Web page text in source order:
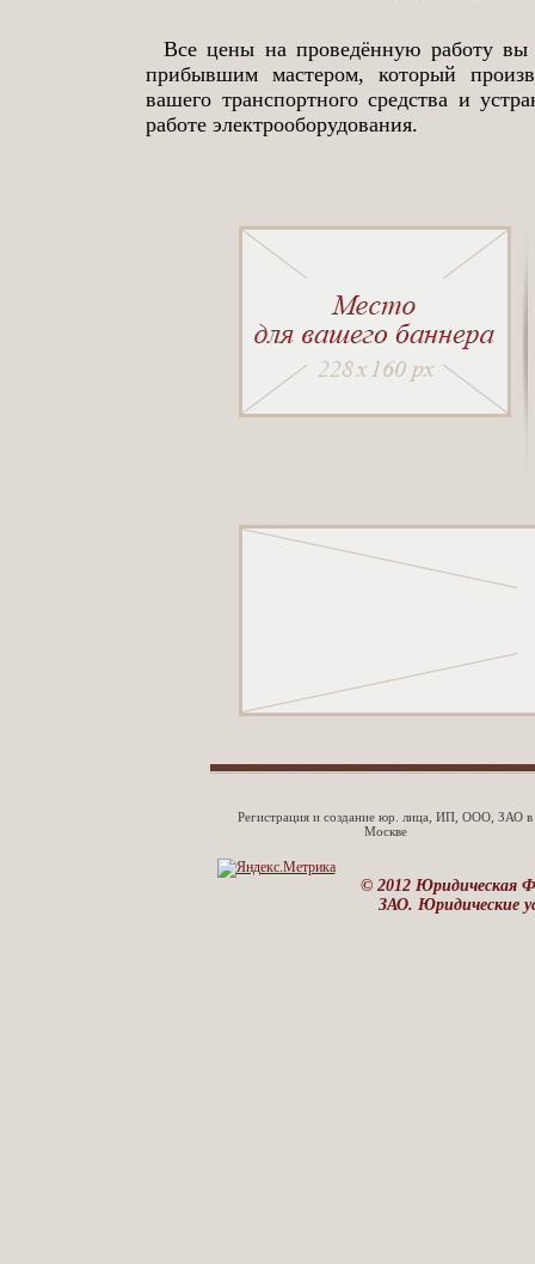
Все цены на проведённую работу вы
прибывшим мастером, который
вашего транспортного средства и
работе электрооборудования.
Регистрация и создание юр. лица, ИП, ООО, ЗАО в
Москве
© 2012 Юридическая
ЗАО. Юридические